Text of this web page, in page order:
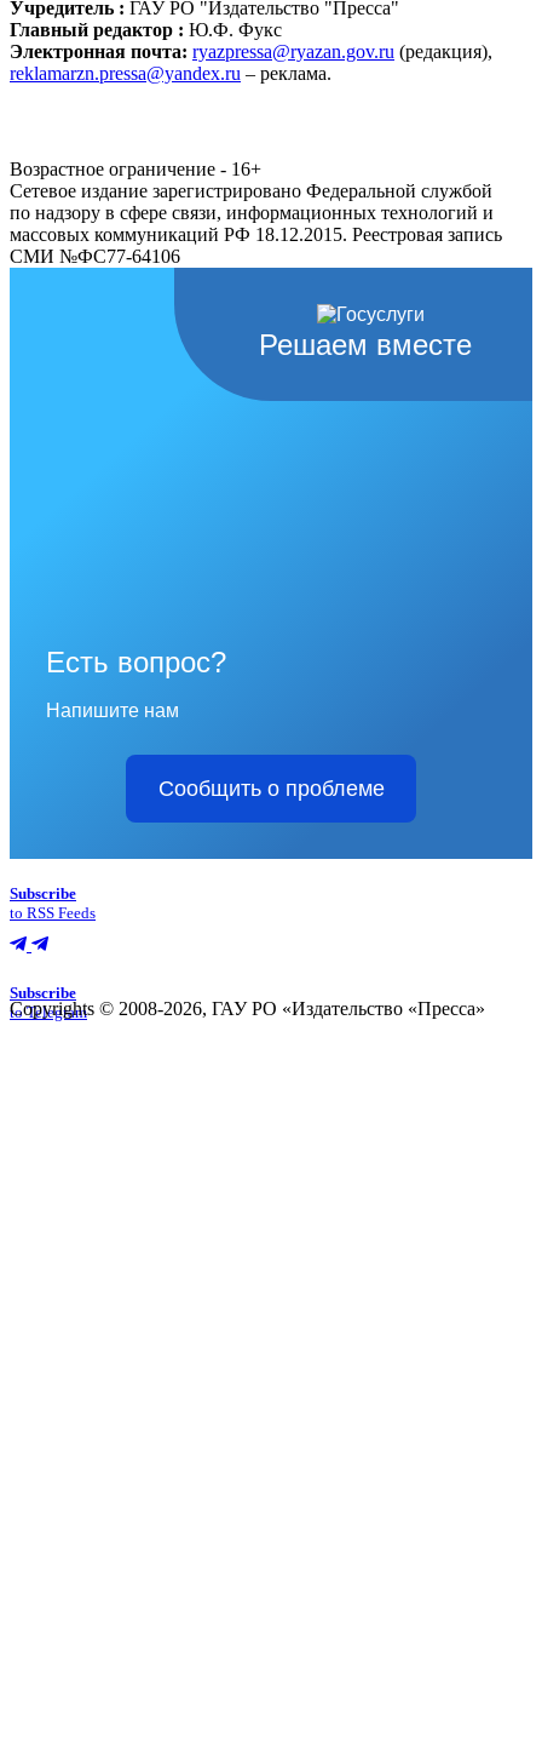
Учредитель : ГАУ РО "Издательство "Пресса"
Главный редактор : Ю.Ф. Фукс
Электронная почта: ryazpressa@ryazan.gov.ru (редакция),
reklamarzn.pressa@yandex.ru – реклама.
Возрастное ограничение - 16+
Сетевое издание зарегистрировано Федеральной службой
по надзору в сфере связи, информационных технологий и
массовых коммуникаций РФ 18.12.2015. Реестровая запись
СМИ №ФС77-64106
Решаем вместе
Есть вопрос?
Напишите нам
Сообщить о проблеме
Subscribe
to RSS Feeds
Subscribe
to Telegram
Copyrights © 2008-2026, ГАУ РО «Издательство «Пресса»